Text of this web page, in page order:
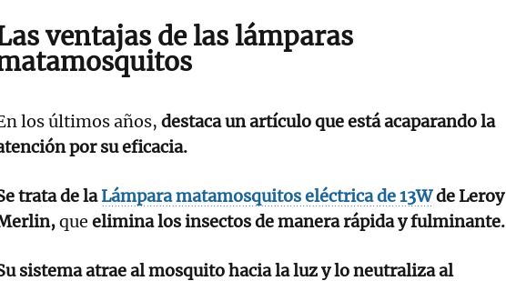
ventajas de las lámparas
los últimos años, destaca un artículo que está acaparando la
por su eficacia.
trata de laLámpara matamosquitos eléctrica de 13Wde Leroy
que elimina los insectos de manera rápida y fulminante.
sistema atrae al mosquito hacia la luz y lo neutraliza al